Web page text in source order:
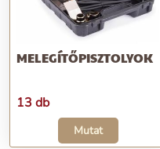
MELEGÍTŐPISZTOLYOK
13 db
Mutat